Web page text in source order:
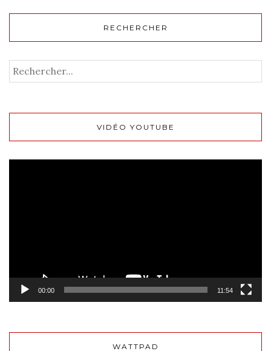
RECHERCHER
VIDÉO YOUTUBE
00:00 11:54
WATTPAD